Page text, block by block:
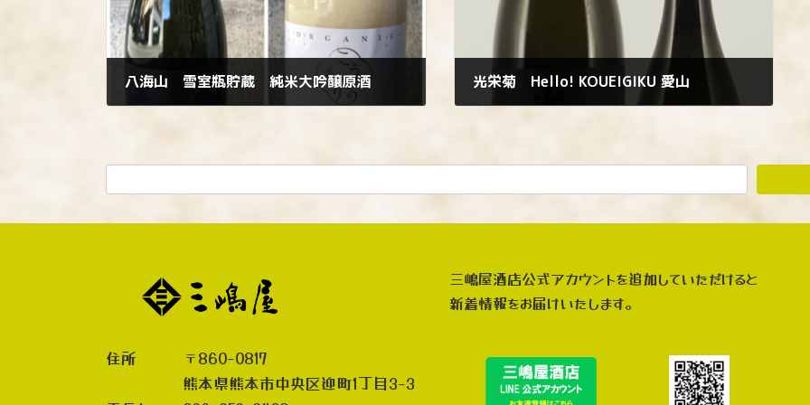
八海山 雪室瓶貯蔵 純米大吟醸原酒 光栄菊 Hello! KOUEIGIKU 愛山
住所 〒860-0817
熊本県熊本市中央区迎町1丁目3-3
三嶋屋酒店公式アカウントを追加していただけると
新着情報をお届けいたします。